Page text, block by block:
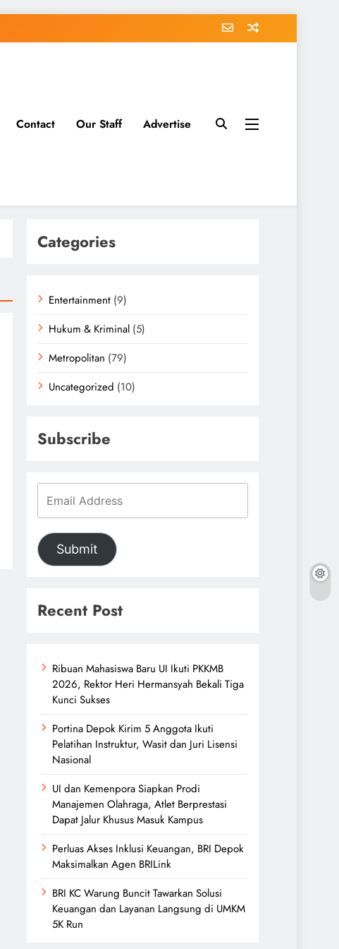
Contact Our Staff Advertise
Categories
Entertainment (9)
Hukum & Kriminal (5)
Metropolitan (79)
Uncategorized (10)
Subscribe
Submit
Recent Post
Ribuan Mahasiswa Baru UI Ikuti PKKMB
2026, Rektor Heri Hermansyah Bekali Tiga
Kunci Sukses
Portina Depok Kirim 5 Anggota Ikuti
Pelatihan Instruktur, Wasit dan Juri Lisensi
Nasional
UI dan Kemenpora Siapkan Prodi
Manajemen Olahraga, Atlet Berprestasi
Dapat Jalur Khusus Masuk Kampus
Perluas Akses Inklusi Keuangan, BRI Depok
Maksimalkan Agen BRILink
BRI KC Warung Buncit Tawarkan Solusi
Keuangan dan Layanan Langsung di UMKM
5K Run